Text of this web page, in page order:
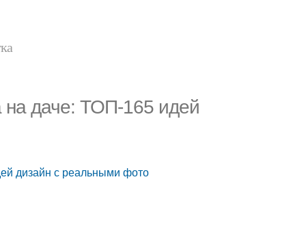
на даче: ТОП-165 идей
дизайн с реальными фото